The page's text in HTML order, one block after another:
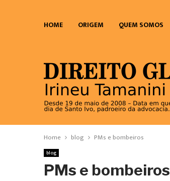
HOME ORIGEM QUEM SOMOS
Home blog PMs e bombeiros
blog
PMs e bombeiros